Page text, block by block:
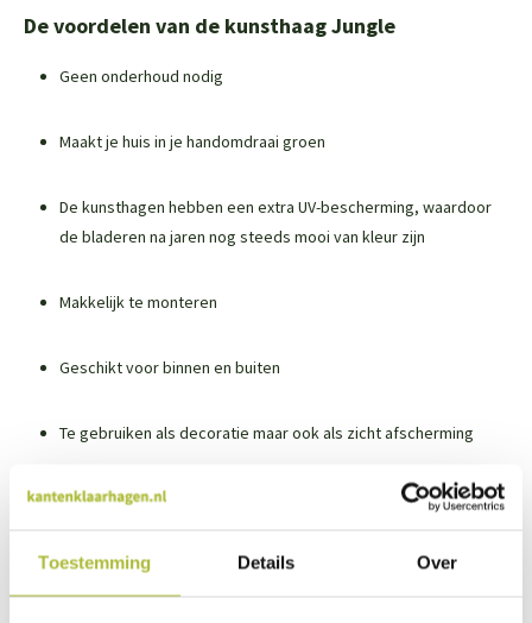
Toestemming Details Over
De voordelen van de kunsthaag Jungle
Geen onderhoud nodig
Maakt je huis in je handomdraai groen
De kunsthagen hebben een extra UV-bescherming, waardoor
de bladeren na jaren nog steeds mooi van kleur zijn
Makkelijk te monteren
Geschikt voor binnen en buiten
Te gebruiken als decoratie maar ook als zicht afscherming
Ook geschikt voor beurzen en evenementen
Natuurgetrouw